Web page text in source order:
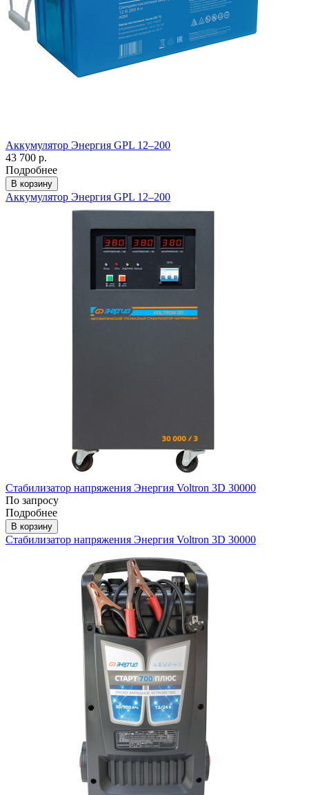
Аккумулятор Энергия GPL 12–200
43 700 р.
Подробнее
В корзину
Аккумулятор Энергия GPL 12–200
Стабилизатор напряжения Энергия Voltron 3D 30000
По запросу
Подробнее
В корзину
Стабилизатор напряжения Энергия Voltron 3D 30000